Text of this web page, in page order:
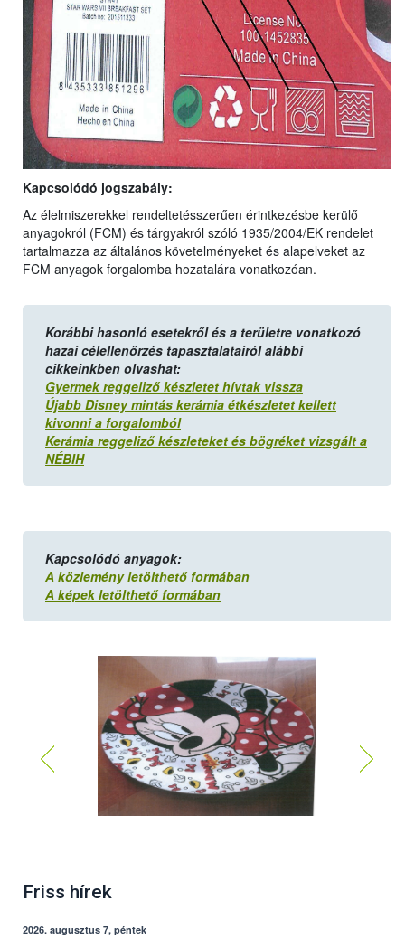
Kapcsolódó jogszabály:
Az élelmiszerekkel rendeltetésszerűen érintkezésbe kerülő
anyagokról (FCM) és tárgyakról szóló 1935/2004/EK rendelet
tartalmazza az általános követelményeket és alapelveket az
FCM anyagok forgalomba hozatalára vonatkozóan.
Korábbi hasonló esetekről és a területre vonatkozó
hazai célellenőrzés tapasztalatairól alábbi
cikkeinkben olvashat:
Gyermek reggeliző készletet hívtak vissza
Újabb Disney mintás kerámia étkészletet kellett
kivonni a forgalomból
Kerámia reggeliző készleteket és bögréket vizsgált a
NÉBIH
Kapcsolódó anyagok:
A közlemény letölthető formában
A képek letölthető formában
Friss hírek
2026. augusztus 7, péntek